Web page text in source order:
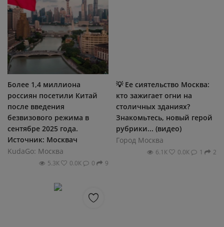
Более 1,4 миллиона
россиян посетили Китай
после введения
безвизового режима в
сентябре 2025 года.
Источник: Москвач
KudaGo: Москва
5.3К 0.0К 0 9
💡 Ее сиятельство Москва:
кто зажигает огни на
столичных зданиях?
Знакомьтесь, новый герой
рубрики... (видео)
Город Москва
6.1К 0.0К 1 2